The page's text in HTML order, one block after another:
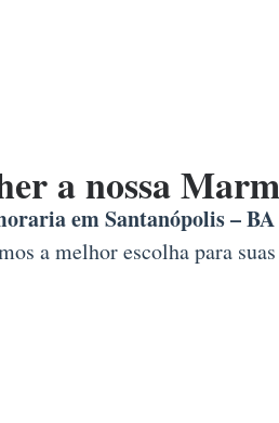
a nossa
em Santanópolis – BA
a melhor escolha para